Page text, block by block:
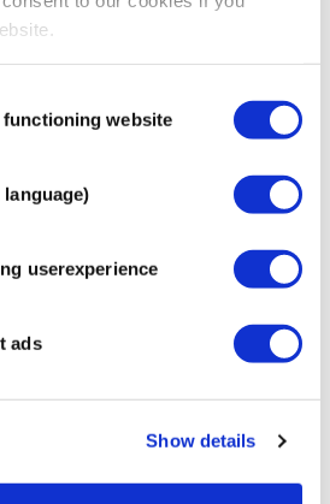
website
language)
userexperience
ads
Show details
más